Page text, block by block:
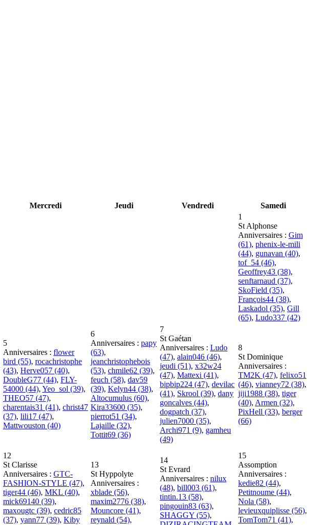
Mercredi Jeudi Vendredi Samedi
1
St Alphonse
Anniversaires : Gim
(61), phenix-le-mili
(44), gunavan (40),
tof_54 (46),
Geoffrey43 (38),
senftarnaud (37),
SkoField (35),
François44 (38),
Laskadol (35), Gill
(65), Ludo337 (42)
5
Anniversaires : flower
bird (55), rocachristophe
(43), Herve057 (40),
DoubleG77 (44), FLY-
54000 (44), Yeo_sol (39),
THEO57 (47),
charentais31 (41), christ47
(37), lili17 (47),
Mattwouston (40)
6
Anniversaires : papy
(63),
jeanchristophebois
(53), chmile62 (39),
feuch (58), dav59
(39), Kelyn44 (38),
Altocumulus (60),
Kira33600 (35),
pierrot51 (34),
Lajaille (32),
Tottit69 (36)
7
St Gaétan
Anniversaires : Ludo
(47), alain046 (46),
jeudi (51), x32w24
(47), Mattexi (41),
bipbip224 (47), devilac
(41), Skrool (39), dany
goncalves (44),
dogpatch (37),
julien7000 (35),
Archi971 (9), gamheu
(49)
8
St Dominique
Anniversaires :
TM2K (47), felixo51
(46), vianney72 (38),
jiji1988 (38), tiger
(40), Armen (32),
PixHell (33), berger
(66)
12
St Clarisse
Anniversaires : GTC-
FASHION-STYLE (47),
tiger44 (46), MKL (40),
mick69140 (39),
maxougtc (39), cedric85
(37), yann77 (39), Kiby
13
St Hyppolyte
Anniversaires :
xblade (56),
maxim2776 (38),
Mouncore (41),
reynald (54),
14
St Evrard
Anniversaires : nilux
(48), bill003 (61),
tintin.13 (58),
pingouin83 (63),
SHAGGY (55),
15
Assomption
Anniversaires :
kedie82 (44),
Petitnoume (44),
Nola (58),
levieuxquiplisse (56),
TomTom71 (41),